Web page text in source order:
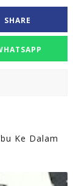
SHARE
Ke Dalam